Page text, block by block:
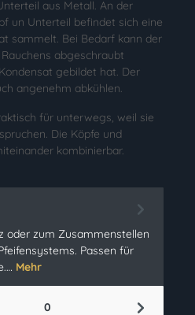
aus Metall. An der
un Unterteil befindet sich eine
sammelt. Bei Bedarf kann der
abgeschraubt
gebildet hat. Der
angenehm abkühlen.
für unterwegs, weil sie
Die Köpfe und
kombinierbar.
oder zum Zusammenstellen
Passen für
Mehr
0